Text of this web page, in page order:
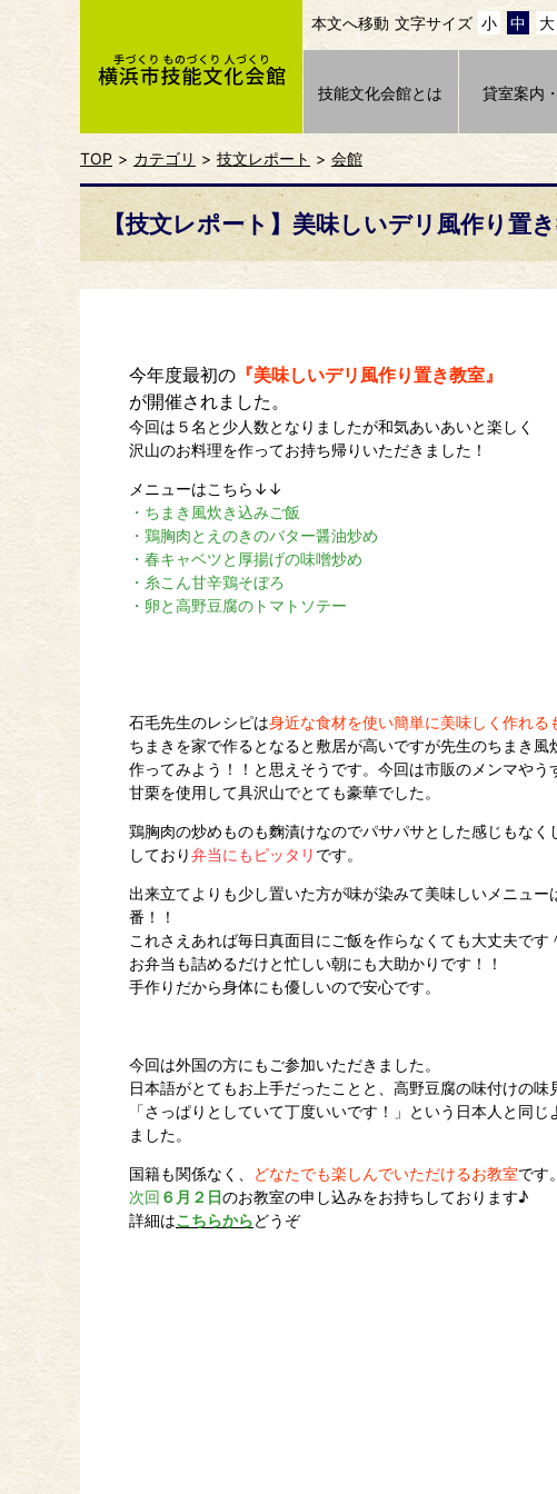
本文へ移動 文字サイズ 小 中 大
技能文化会館とは 貸室案内
TOP カテゴリ 技文レポート 会館
【技文レポート】美味しいデリ風作り置
今年度最初の 『美味しいデリ風作り置き教室』
が開催されました。
今回は５名と少人数となりましたが和気あいあいと楽しく
沢山のお料理を作ってお持ち帰りいただきました！
メニューはこちら↓↓
・ちまき風炊き込みご飯
・鶏胸肉とえのきのバター醤油炒め
・春キャベツと厚揚げの味噌炒め
・糸こん甘辛鶏そぼろ
・卵と高野豆腐のトマトソテー
石毛先生のレシピは身近な食材を使い簡単に美味しく作れる
ちまきを家で作るとなると敷居が高いですが先生のちまき風
作ってみよう！！と思えそうです。今回は市販のメンマやう
甘栗を使用して具沢山でとても豪華でした。
鶏胸肉の炒めものも麴漬けなのでパサパサとした感じもなく
しており弁当にもピッタリ です。
出来立てよりも少し置いた方が味が染みて美味しいメニュー
番！！
これさえあれば毎日真面目にご飯を作らなくても大丈夫です
お弁当も詰めるだけと忙しい朝にも大助かりです！！
手作りだから身体にも優しいので安心です。
今回は外国の方にもご参加いただきました。
日本語がとてもお上手だったことと、高野豆腐の味付けの味
「さっぱりとしていて丁度いいです！」という日本人と同じ
ました。
国籍も関係なく、 どなたでも楽しんでいただけるお教室です。
次回 ６月２日のお教室の申し込みをお持ちしております♪
詳細はこちらからどうぞ